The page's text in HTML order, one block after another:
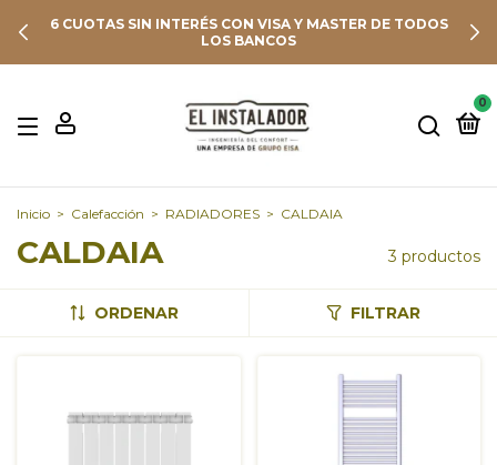
6 CUOTAS SIN INTERÉS CON VISA Y MASTER DE TODOS
LOS BANCOS
0
Inicio > Calefacción > RADIADORES > CALDAIA
CALDAIA 3 productos
ORDENAR FILTRAR